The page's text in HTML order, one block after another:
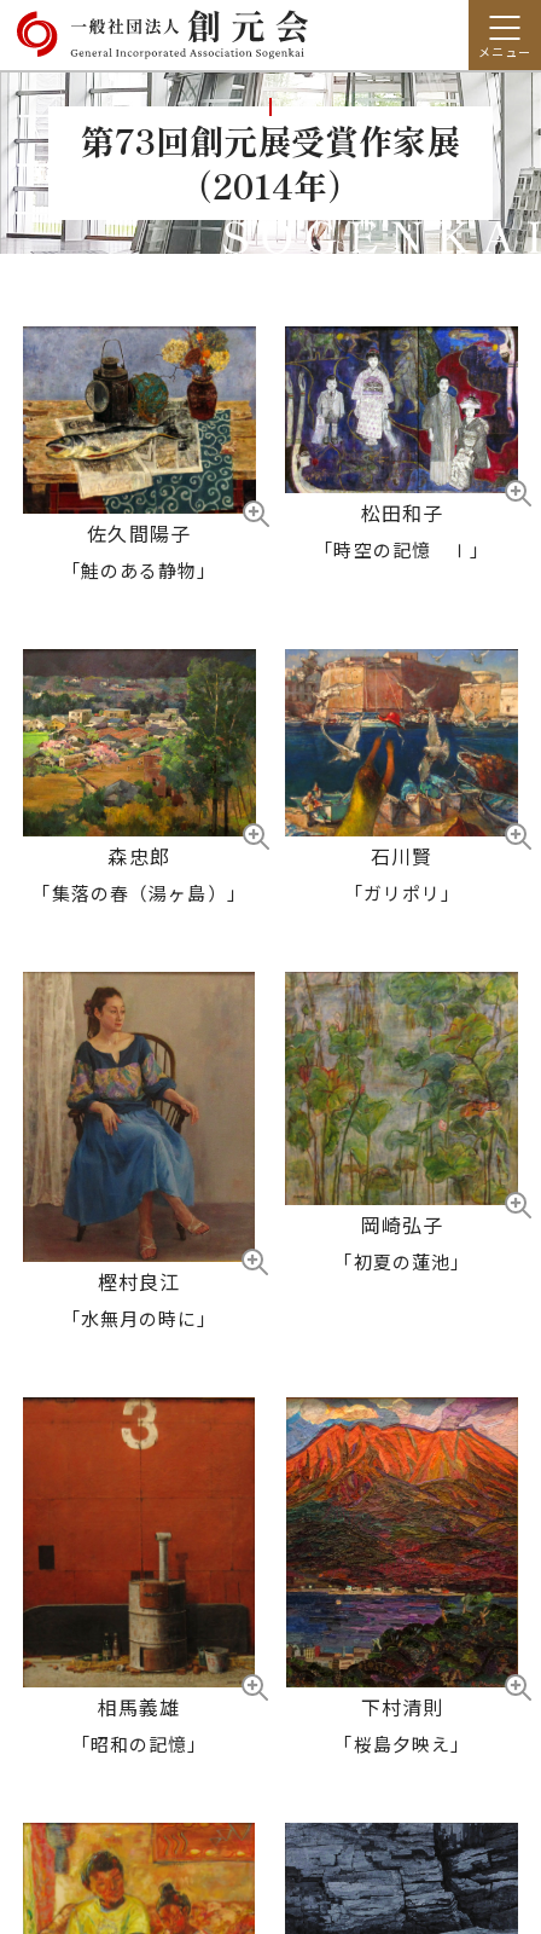
第73回創元展受賞作家展
（2014年）
佐久間陽子
「鮭のある静物」
松田和子
「時空の記憶 Ⅰ」
森忠郎
「集落の春（湯ヶ島）」
石川賢
「ガリポリ」
樫村良江
「水無月の時に」
岡崎弘子
「初夏の蓮池」
相馬義雄
「昭和の記憶」
下村清則
「桜島夕映え」